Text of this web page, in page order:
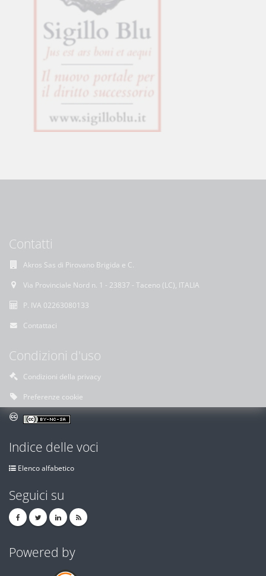
Contatti
Akros Sas di Pirovano Brigida e C.
Via Provinciale Nord n. 1 - 23837 - Taceno (LC), ITALIA
P. IVA 02263080133
Contattaci
Condizioni d'uso
Condizioni della privacy
Preferenze cookie
Indice delle voci
Elenco alfabetico
Seguici su
Powered by